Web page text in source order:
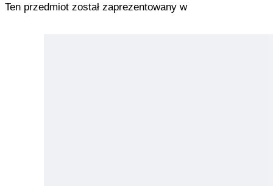
Ten przedmiot został zaprezentowany w